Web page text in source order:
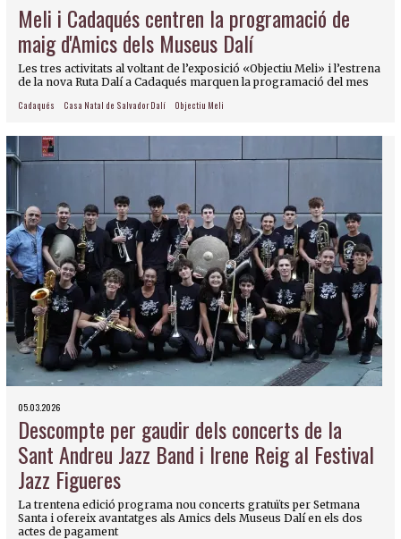
Meli i Cadaqués centren la programació de
maig d'Amics dels Museus Dalí
Les tres activitats al voltant de l’exposició «Objectiu Meli» i l’estrena
de la nova Ruta Dalí a Cadaqués marquen la programació del mes
Cadaqués Casa Natal de Salvador Dalí Objectiu Meli
05.03.2026
Descompte per gaudir dels concerts de la
Sant Andreu Jazz Band i Irene Reig al Festival
Jazz Figueres
La trentena edició programa nou concerts gratuïts per Setmana
Santa i ofereix avantatges als Amics dels Museus Dalí en els dos
actes de pagament